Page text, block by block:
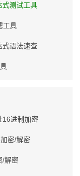
式测试工具
工具
式语法速查
16进制加密
密/解密
/解密